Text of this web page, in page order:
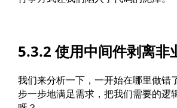
5.3.2 使用中间件剥离非
我们来分析一下，一开始在哪里做错
步一步地满足需求，把我们需要的逻